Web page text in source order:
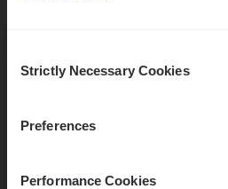
Selection
Strictly Necessary Cookies
Preferences
Performance Cookies